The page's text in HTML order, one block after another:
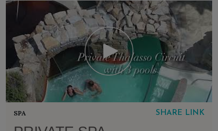
SPA SHARE LINK